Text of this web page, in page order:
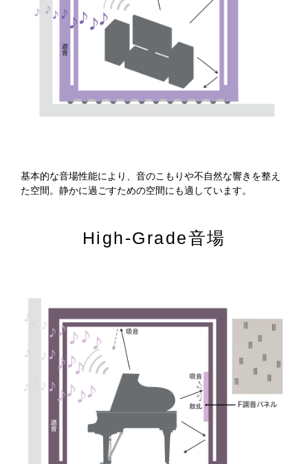
基本的な音場性能により、音のこもりや不自然な響きを整え
た空間。静かに過ごすための空間にも適しています。
High-Grade音場